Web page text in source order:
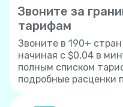
Звоните за
тарифам
Звоните в 190+
начиная с $0,04 в
полным списком
подробные расценки